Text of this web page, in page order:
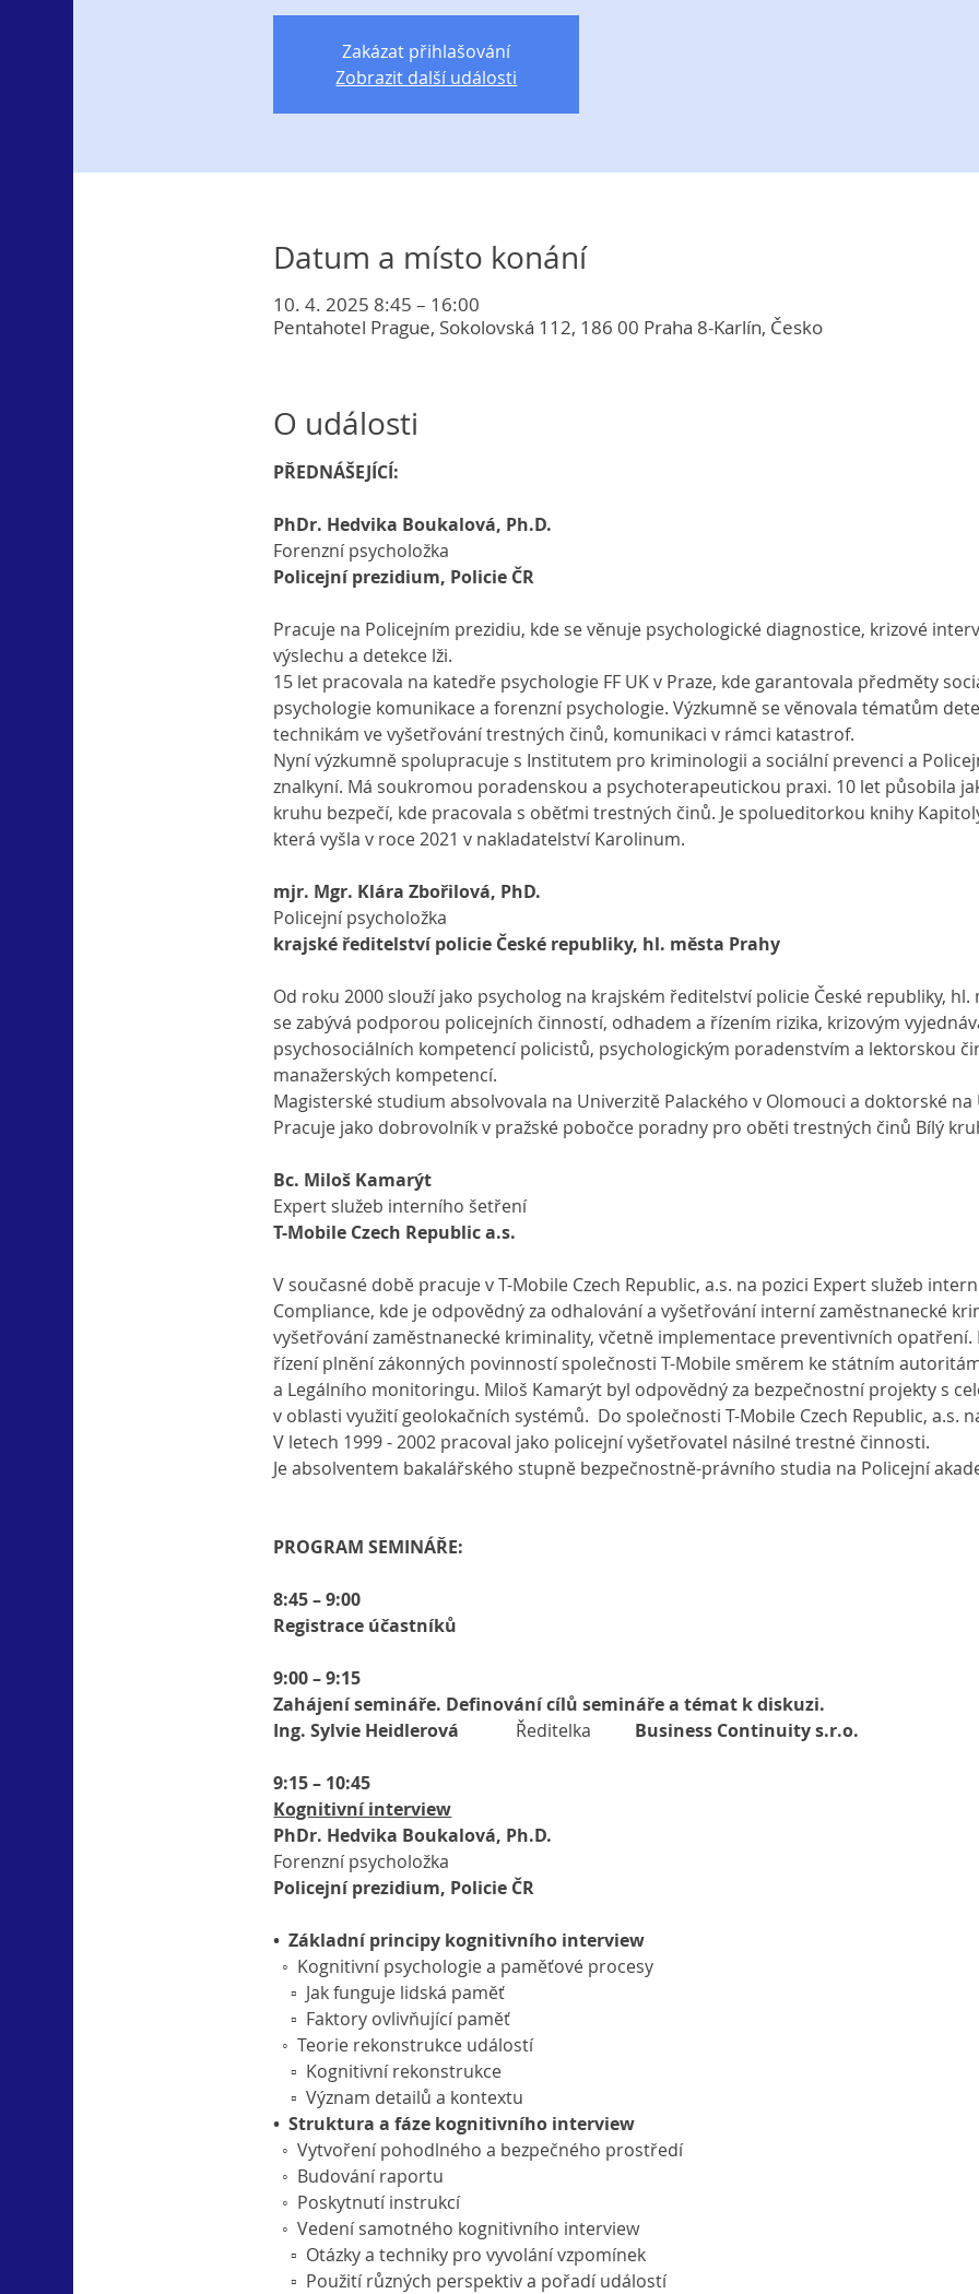
Zakázat přihlašování
Zobrazit další události
Datum a místo konání
10. 4. 2025 8:45 – 16:00
Pentahotel Prague, Sokolovská 112, 186 00 Praha 8-Karlín, Česko
O události
PŘEDNÁŠEJÍCÍ:
PhDr. Hedvika Boukalová, Ph.D.
Forenzní psycholožka
Policejní prezidium, Policie ČR
Pracuje na Policejním prezidiu, kde se věnuje psychologické diagnostice, krizové
výslechu a detekce lži.
15 let pracovala na katedře psychologie FF UK v Praze, kde garantovala předměty
psychologie komunikace a forenzní psychologie. Výzkumně se věnovala tématům
technikám ve vyšetřování trestných činů, komunikaci v rámci katastrof.
Nyní výzkumně spolupracuje s Institutem pro kriminologii a sociální prevenci a
znalkyní. Má soukromou poradenskou a psychoterapeutickou praxi. 10 let působila
kruhu bezpečí, kde pracovala s oběťmi trestných činů. Je spolueditorkou knihy
která vyšla v roce 2021 v nakladatelství Karolinum.
mjr. Mgr. Klára Zbořilová, PhD.
Policejní psycholožka
krajské ředitelství policie České republiky, hl. města Prahy
Od roku 2000 slouží jako psycholog na krajském ředitelství policie České republiky, hl.
se zabývá podporou policejních činností, odhadem a řízením rizika, krizovým
psychosociálních kompetencí policistů, psychologickým poradenstvím a lektorskou
manažerských kompetencí.
Magisterské studium absolvovala na Univerzitě Palackého v Olomouci a doktorské na
Pracuje jako dobrovolník v pražské pobočce poradny pro oběti trestných činů Bílý
Bc. Miloš Kamarýt
Expert služeb interního šetření
T-Mobile Czech Republic a.s.
V současné době pracuje v T-Mobile Czech Republic, a.s. na pozici Expert služeb
Compliance, kde je odpovědný za odhalování a vyšetřování interní zaměstnanecké
vyšetřování zaměstnanecké kriminality, včetně implementace preventivních opatření.
řízení plnění zákonných povinností společnosti T-Mobile směrem ke státním
a Legálního monitoringu. Miloš Kamarýt byl odpovědný za bezpečnostní projekty s
v oblasti využití geolokačních systémů.  Do společnosti T-Mobile Czech Republic, a.s.
V letech 1999 - 2002 pracoval jako policejní vyšetřovatel násilné trestné činnosti.
Je absolventem bakalářského stupně bezpečnostně-právního studia na Policejní
PROGRAM SEMINÁŘE:
8:45 – 9:00
Registrace účastníků
9:00 – 9:15
Zahájení semináře. Definování cílů semináře a témat k diskuzi.
Ing. Sylvie Heidlerová
Ředitelka Business Continuity s.r.o.
9:15 – 10:45
Kognitivní interview
PhDr. Hedvika Boukalová, Ph.D.
Forenzní psycholožka
Policejní prezidium, Policie ČR
•  Základní principy kognitivního interview
◦  Kognitivní psychologie a paměťové procesy
▫  Jak funguje lidská paměť
▫  Faktory ovlivňující paměť
◦  Teorie rekonstrukce událostí
▫  Kognitivní rekonstrukce
▫  Význam detailů a kontextu
•  Struktura a fáze kognitivního interview
◦  Vytvoření pohodlného a bezpečného prostředí
◦  Budování raportu
◦  Poskytnutí instrukcí
◦  Vedení samotného kognitivního interview
▫  Otázky a techniky pro vyvolání vzpomínek
▫  Použití různých perspektiv a pořadí událostí